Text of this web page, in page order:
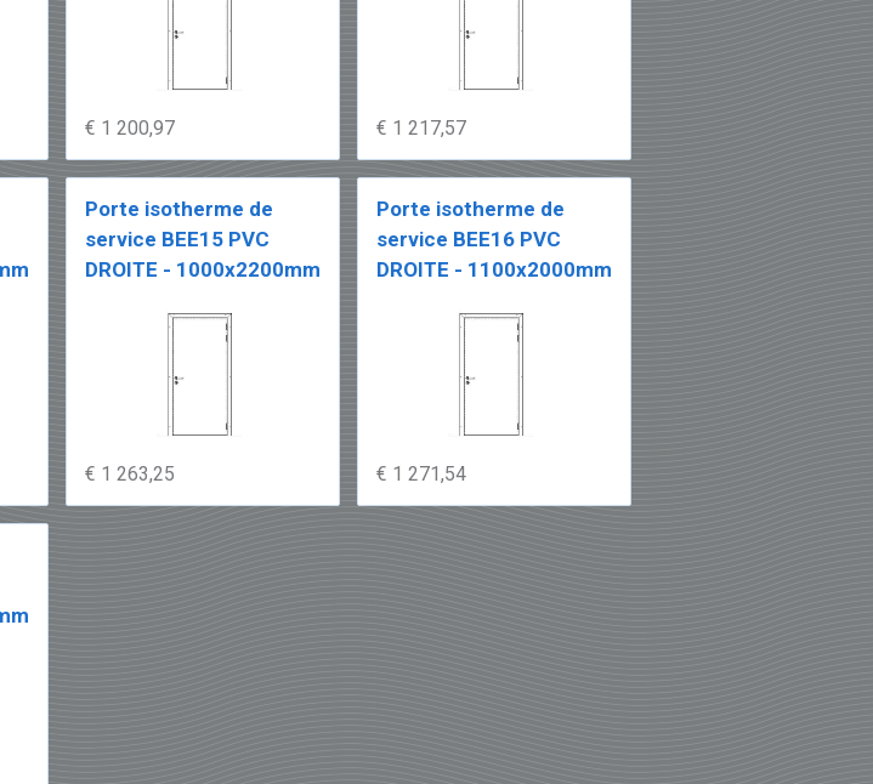
€ 1 200,97 € 1 217,57
Porte isotherme de
service BEE15 PVC
DROITE - 1000x2200mm
€ 1 263,25
Porte isotherme de
service BEE16 PVC
DROITE - 1100x2000mm
€ 1 271,54